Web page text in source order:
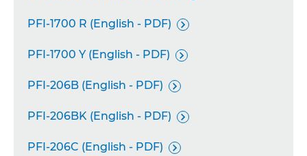
PFI-1700 R (English - PDF) 
PFI-1700 Y (English - PDF) 
PFI-206B (English - PDF) 
PFI-206BK (English - PDF) 
PFI-206C (English - PDF) 